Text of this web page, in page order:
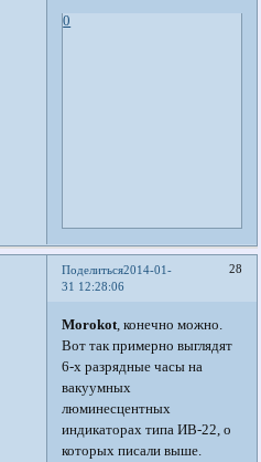
0
Поделиться 28
2014-01-
31 12:28:06
Morokot, конечно можно.
Вот так примерно выглядят
6-х разрядные часы на
вакуумных
люминесцентных
индикаторах типа ИВ-22, о
которых писали выше.